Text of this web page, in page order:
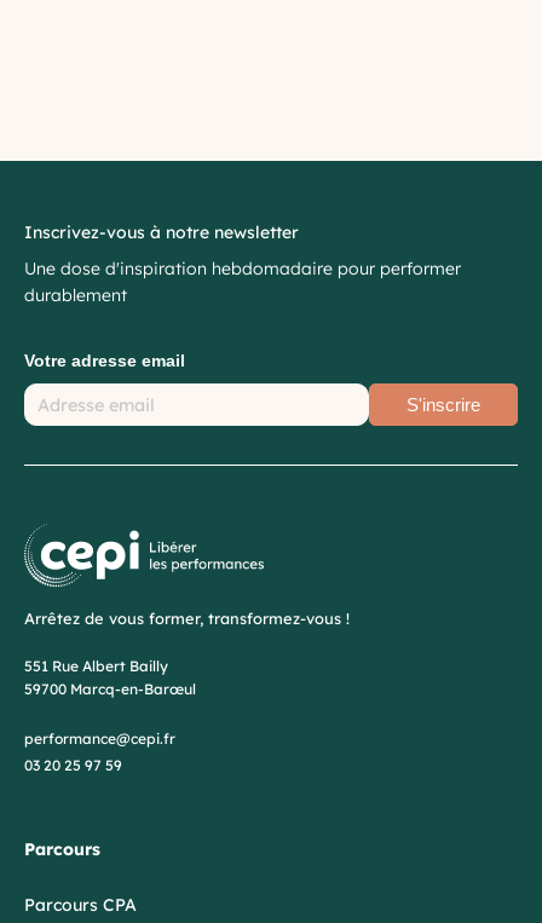
Inscrivez-vous à notre newsletter
Une dose d'inspiration hebdomadaire pour performer
durablement
Votre adresse email
S'inscrire
Arrêtez de vous former, transformez-vous !
551 Rue Albert Bailly
59700 Marcq-en-Barœul
performance@cepi.fr
03 20 25 97 59
Parcours
Parcours CPA